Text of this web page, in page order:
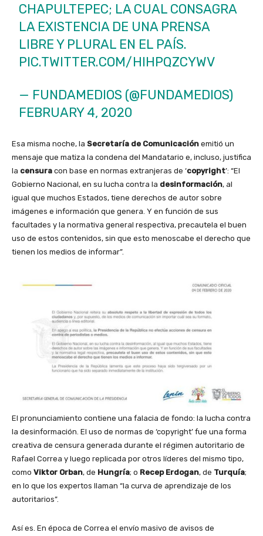
CHAPULTEPEC; LA CUAL CONSAGRA
LA EXISTENCIA DE UNA PRENSA
LIBRE Y PLURAL EN EL PAÍS.
PIC.TWITTER.COM/HIHPQZCYWV
— FUNDAMEDIOS (@FUNDAMEDIOS)
FEBRUARY 4, 2020
Esa misma noche, la Secretaría de Comunicación emitió un
mensaje que matiza la condena del Mandatario e, incluso, justifica
la censura con base en normas extranjeras de ‘copyright’: “El
Gobierno Nacional, en su lucha contra la desinformación, al
igual que muchos Estados, tiene derechos de autor sobre
imágenes e información que genera. Y en función de sus
facultades y la normativa general respectiva, precautela el buen
uso de estos contenidos, sin que esto menoscabe el derecho que
tienen los medios de informar”.
El pronunciamiento contiene una falacia de fondo: la lucha contra
la desinformación. El uso de normas de ‘copyright’ fue una forma
creativa de censura generada durante el régimen autoritario de
Rafael Correa y luego replicada por otros líderes del mismo tipo,
como Viktor Orban, de Hungría; o Recep Erdogan, de Turquía;
en lo que los expertos llaman “la curva de aprendizaje de los
autoritarios”.
Así es. En época de Correa el envío masivo de avisos de